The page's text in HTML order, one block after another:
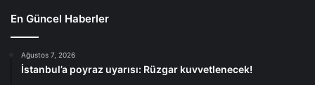
En Güncel Haberler
Ağustos 7, 2026
İstanbul’a poyraz uyarısı: Rüzgar kuvvetlenecek!